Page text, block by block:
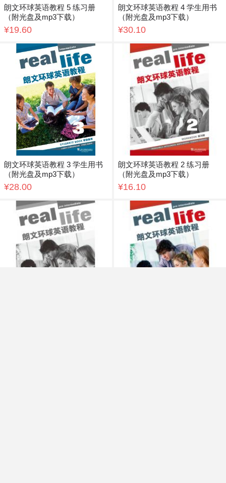
朗文环球英语教程 5 练习册
（附光盘及mp3下载）
¥19.60
朗文环球英语教程 4 学生用书
（附光盘及mp3下载）
¥30.10
朗文环球英语教程 3 学生用书
（附光盘及mp3下载）
¥28.00
朗文环球英语教程 2 练习册
（附光盘及mp3下载）
¥16.10